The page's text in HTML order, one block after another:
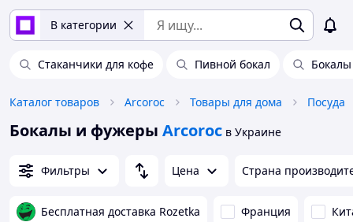
В категории
Стаканчики для кофе Пивной бокал
Каталог товаров Arcoroc Товары для дома Посуда
Бокалы и фужеры Arcoroc в Украине
Фильтры Цена Страна
Бесплатная доставка Rozetka Франция